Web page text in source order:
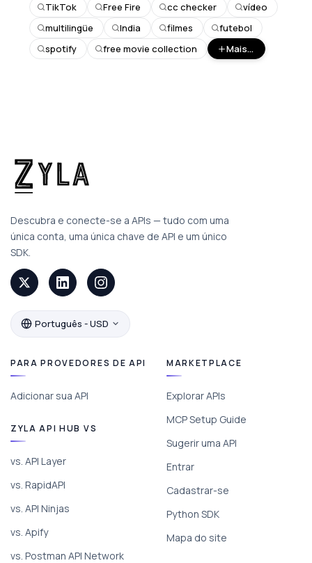
TikTok
Free Fire cc checker
vídeo
multilingüe
India filmes
futebol
spotify
free movie collection Mais...
Descubra e conecte-se a APIs — tudo com uma
única conta, uma única chave de API e um único
SDK.
Português - USD
PARA PROVEDORES DE API
Adicionar sua API
ZYLA API HUB VS
vs. API Layer
vs. RapidAPI
vs. API Ninjas
vs. Apify
vs. Postman API Network
MARKETPLACE
Explorar APIs
MCP Setup Guide
Sugerir uma API
Entrar
Cadastrar-se
Python SDK
Mapa do site